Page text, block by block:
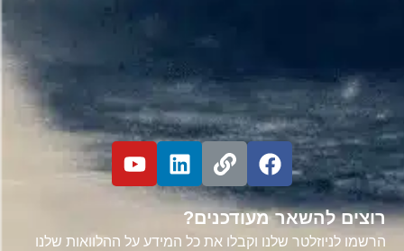
רוצים להשאר מעודכנים?
הרשמו לניוזלטר שלנו וקבלו את כל המידע על ההלוואות שלנו